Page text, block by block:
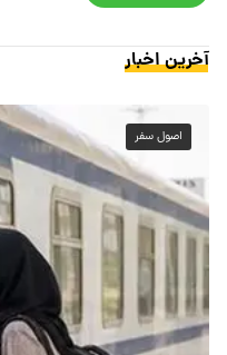
آخرین اخبار
اصول سفر